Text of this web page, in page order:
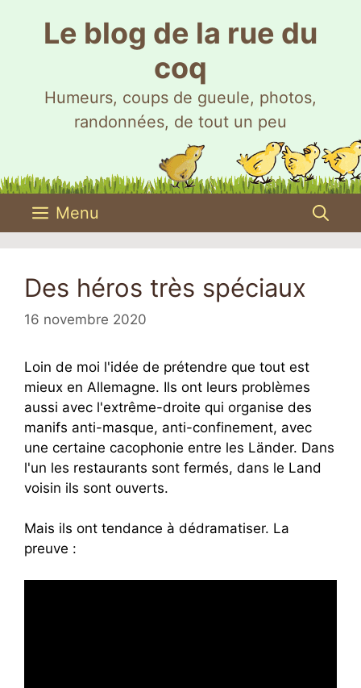
Le blog de la rue du
coq
Humeurs, coups de gueule, photos,
randonnées, de tout un peu
Menu
Des héros très spéciaux
16 novembre 2020
Loin de moi l'idée de prétendre que tout est
mieux en Allemagne. Ils ont leurs problèmes
aussi avec l'extrême-droite qui organise des
manifs anti-masque, anti-confinement, avec
une certaine cacophonie entre les Länder. Dans
l'un les restaurants sont fermés, dans le Land
voisin ils sont ouverts.
Mais ils ont tendance à dédramatiser. La
preuve :